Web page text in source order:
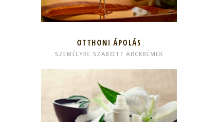
OTTHONI ÁPOLÁS
SZEMÉLYRE SZABOTT ARCKRÉMEK